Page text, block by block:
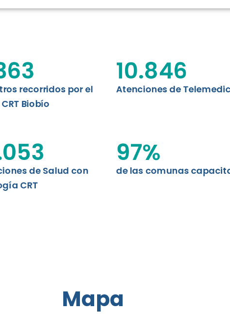
ABORDAJE CLÍNICO EN
I+D+I+E
MDPA
a los habitantes...
recorridos por el
Biobío
Atenciones de
10.846
de Salud con
CRT
de las comunas
97%
Mapa